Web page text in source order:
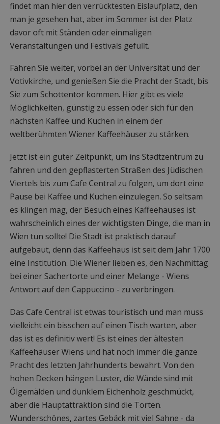
findet man hier den verrücktesten Eislaufplatz, den
man je gesehen hat, aber im Sommer ist der Platz
davor oft mit Ständen oder einmaligen
Veranstaltungen und Festivals gefüllt.
Fahren Sie weiter, vorbei an der Universität und der
Votivkirche, und genießen Sie die Pracht der Stadt, bis
Sie zum Schottentor kommen. Hier gibt es viele
Möglichkeiten, günstig zu essen oder sich für den
nächsten Kaffee und Kuchen in einem der
weltberühmten Wiener Kaffeehäuser zu stärken.
Jetzt ist ein guter Zeitpunkt, um ins Stadtzentrum zu
fahren und den gepflasterten Straßen des Jüdischen
Viertels bis zum Cafe Central zu folgen, um dort eine
Pause bei Kaffee und Kuchen einzulegen. So seltsam
es klingen mag, der Besuch eines Kaffeehauses ist
wahrscheinlich eines der wichtigsten Dinge, die man in
Wien tun sollte! Die Stadt ist praktisch darauf
aufgebaut, denn das Kaffeehaus ist seit dem Jahr 1700
eine Institution. Die Wiener lieben es, den Nachmittag
bei einer Sachertorte und einer Melange - Wiens
Antwort auf den Cappuccino - zu verbringen.
Das Cafe Central ist etwas touristisch und man muss
vielleicht ein bisschen auf einen Tisch warten, aber
das ist es definitiv wert! Es ist eines der ältesten
Kaffeehäuser Wiens und hat noch immer die ganze
Pracht des letzten Jahrhunderts bewahrt. Von den
hohen Decken hängen Luster, die Wände sind mit
Ölgemälden und dunklem Eichenholz geschmückt,
aber die Hauptattraktion sind die Torten.
Wunderschönes, zartes Gebäck mit viel Sahne - da